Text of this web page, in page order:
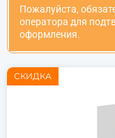
Пожалуйста,
оператора для
оформления.
СКИДКА